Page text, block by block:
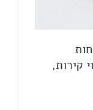
קירות,